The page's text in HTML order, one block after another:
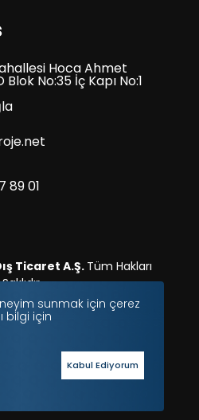
Hoca Ahmet
No:35 İç Kapı No:1
89 01
Ticaret A.Ş. Tüm Hakları
Saklıdır
sunmak için çerez
bilgi için
Kabul Ediyorum